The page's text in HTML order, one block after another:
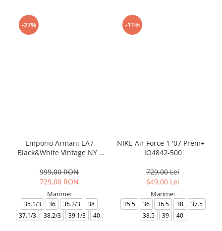
-27%
Emporio Armani EA7
Black&White Vintage NY -
999,00 RON
729,00 RON
Marime:
35.1/3 36 36.2/3
38
37.1/3
38.2/3 39.1/3 40
-11%
NIKE Air Force 1 '07 Prem+ -
IO4842-500
729,00 Lei
649,00 Lei
Marime:
35.5 36 36.5 38
37.5
38.5
39 40